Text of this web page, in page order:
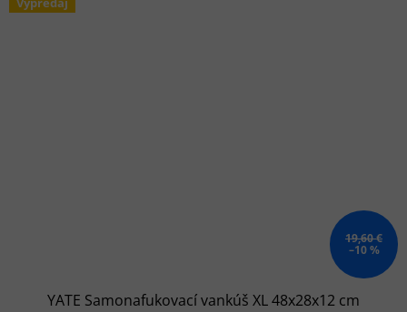
19,60 €
–10 %
YATE Samonafukovací vankúš XL 48x28x12 cm